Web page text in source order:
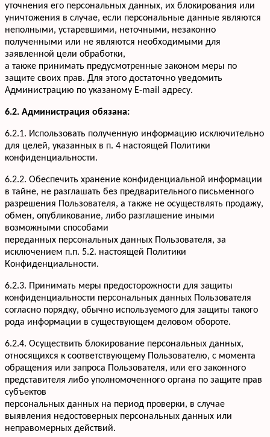
уточнения его персональных данных, их блокирования или
уничтожения в случае, если персональные данные являются
неполными, устаревшими, неточными, незаконно
полученными или не являются необходимыми для
заявленной цели обработки,
а также принимать предусмотренные законом меры по
защите своих прав. Для этого достаточно уведомить
Администрацию по указаному E-mail адресу.
6.2. Администрация обязана:
6.2.1. Использовать полученную информацию исключительно
для целей, указанных в п. 4 настоящей Политики
конфиденциальности.
6.2.2. Обеспечить хранение конфиденциальной информации
в тайне, не разглашать без предварительного письменного
разрешения Пользователя, а также не осуществлять продажу,
обмен, опубликование, либо разглашение иными
возможными способами
переданных персональных данных Пользователя, за
исключением п.п. 5.2. настоящей Политики
Конфиденциальности.
6.2.3. Принимать меры предосторожности для защиты
конфиденциальности персональных данных Пользователя
согласно порядку, обычно используемого для защиты такого
рода информации в существующем деловом обороте.
6.2.4. Осуществить блокирование персональных данных,
относящихся к соответствующему Пользователю, с момента
обращения или запроса Пользователя, или его законного
представителя либо уполномоченного органа по защите прав
субъектов
персональных данных на период проверки, в случае
выявления недостоверных персональных данных или
неправомерных действий.